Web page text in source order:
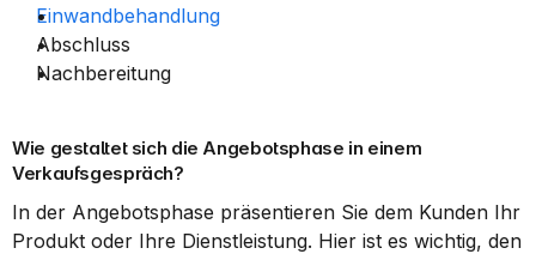
Einwandbehandlung
Abschluss
Nachbereitung
Wie gestaltet sich die Angebotsphase in einem
Verkaufsgespräch?
In der Angebotsphase präsentieren Sie dem Kunden Ihr
Produkt oder Ihre Dienstleistung. Hier ist es wichtig, den